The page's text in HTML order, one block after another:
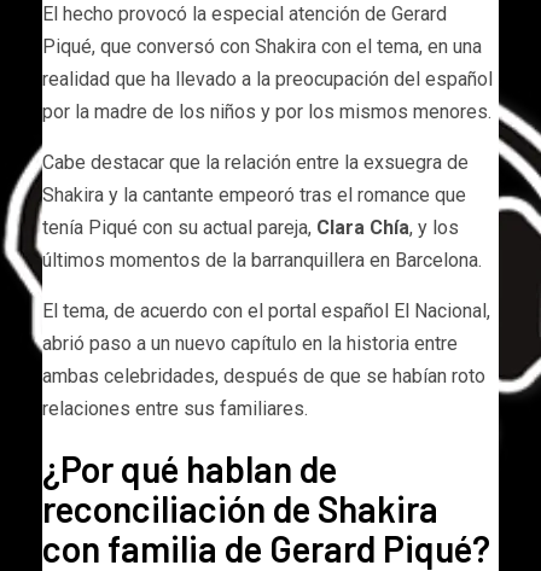
El hecho provocó la especial atención de Gerard
Piqué, que conversó con Shakira con el tema, en una
realidad que ha llevado a la preocupación del español
por la madre de los niños y por los mismos menores.
Cabe destacar que la relación entre la exsuegra de
Shakira y la cantante empeoró tras el romance que
tenía Piqué con su actual pareja, Clara Chía, y los
últimos momentos de la barranquillera en Barcelona.
El tema, de acuerdo con el portal español El Nacional,
abrió paso a un nuevo capítulo en la historia entre
ambas celebridades, después de que se habían roto
relaciones entre sus familiares.
¿Por qué hablan de
reconciliación de Shakira
con familia de Gerard Piqué?